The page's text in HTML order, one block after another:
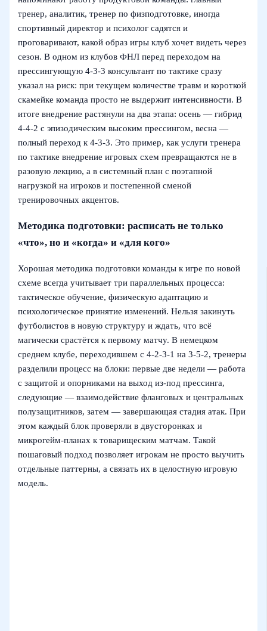
тренер, аналитик, тренер по физподготовке, иногда
спортивный директор и психолог садятся и
проговаривают, какой образ игры клуб хочет видеть через
сезон. В одном из клубов ФНЛ перед переходом на
прессингующую 4-3-3 консультант по тактике сразу
указал на риск: при текущем количестве травм и короткой
скамейке команда просто не выдержит интенсивности. В
итоге внедрение растянули на два этапа: осень — гибрид
4-4-2 с эпизодическим высоким прессингом, весна —
полный переход к 4-3-3. Это пример, как услуги тренера
по тактике внедрение игровых схем превращаются не в
разовую лекцию, а в системный план с поэтапной
нагрузкой на игроков и постепенной сменой
тренировочных акцентов.
Методика подготовки: расписать не только
«что», но и «когда» и «для кого»
Хорошая методика подготовки команды к игре по новой
схеме всегда учитывает три параллельных процесса:
тактическое обучение, физическую адаптацию и
психологическое принятие изменений. Нельзя закинуть
футболистов в новую структуру и ждать, что всё
магически срастётся к первому матчу. В немецком
среднем клубе, переходившем с 4-2-3-1 на 3-5-2, тренеры
разделили процесс на блоки: первые две недели — работа
с защитой и опорниками на выход из-под прессинга,
следующие — взаимодействие фланговых и центральных
полузащитников, затем — завершающая стадия атак. При
этом каждый блок проверяли в двусторонках и
микрогейм-планах к товарищеским матчам. Такой
пошаговый подход позволяет игрокам не просто выучить
отдельные паттерны, а связать их в целостную игровую
модель.